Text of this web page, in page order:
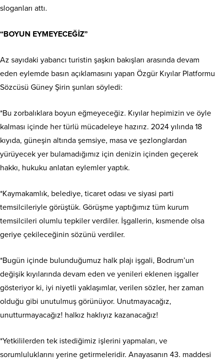
sloganları attı.
“BOYUN EYMEYECEĞİZ”
Az sayıdaki yabancı turistin şaşkın bakışları arasında devam
eden eylemde basın açıklamasını yapan Özgür Kıyılar Platformu
Sözcüsü Güney Şirin şunları söyledi:
*Bu zorbalıklara boyun eğmeyeceğiz. Kıyılar hepimizin ve öyle
kalması içinde her türlü mücadeleye hazırız. 2024 yılında 18
kıyıda, güneşin altında şemsiye, masa ve şezlonglardan
yürüyecek yer bulamadığımız için denizin içinden geçerek
hakkı, hukuku anlatan eylemler yaptık.
*Kaymakamlık, belediye, ticaret odası ve siyasi parti
temsilcileriyle görüştük. Görüşme yaptığımız tüm kurum
temsilcileri olumlu tepkiler verdiler. İşgallerin, kısmende olsa
geriye çekileceğinin sözünü verdiler.
*Bugün içinde bulunduğumuz halk plajı işgali, Bodrum’un
değişik kıyılarında devam eden ve yenileri eklenen işgaller
gösteriyor ki, iyi niyetli yaklaşımlar, verilen sözler, her zaman
olduğu gibi unutulmuş görünüyor. Unutmayacağız,
unutturmayacağız! halkız haklıyız kazanacağız!
*Yetkililerden tek istediğimiz işlerini yapmaları, ve
sorumluluklarını yerine getirmeleridir. Anayasanın 43. maddesi